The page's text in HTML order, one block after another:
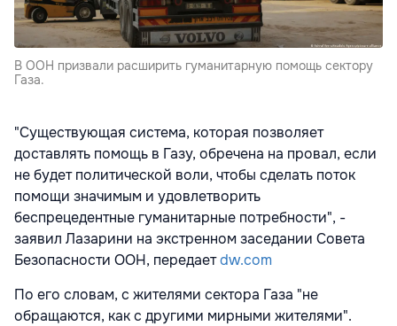
В ООН призвали расширить гуманитарную помощь сектору
Газа.
"Существующая система, которая позволяет
доставлять помощь в Газу, обречена на провал, если
не будет политической воли, чтобы сделать поток
помощи значимым и удовлетворить
беспрецедентные гуманитарные потребности", -
заявил Лазарини на экстренном заседании Совета
Безопасности ООН, передаетdw.com
По его словам, с жителями сектора Газа "не
обращаются, как с другими мирными жителями".